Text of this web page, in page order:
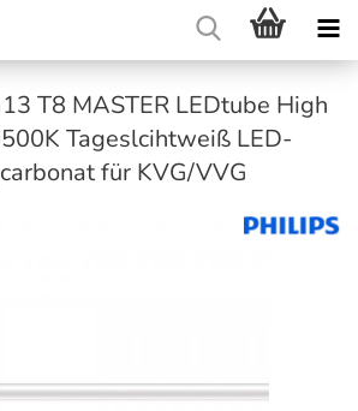
T8 MASTER LEDtube High
Tageslcihtweiß LED-
für KVG/VVG